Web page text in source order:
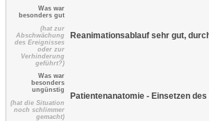
Was war
besonders gut
(hat zur
Abschwächung
des Ereignisses
oder zur
Verhinderung
geführt?)
Reanimationsablauf sehr gut,
Was war
besonders
ungünstig
(hat die Situation
noch schlimmer
gemacht)
Patientenanatomie - Einsetzen